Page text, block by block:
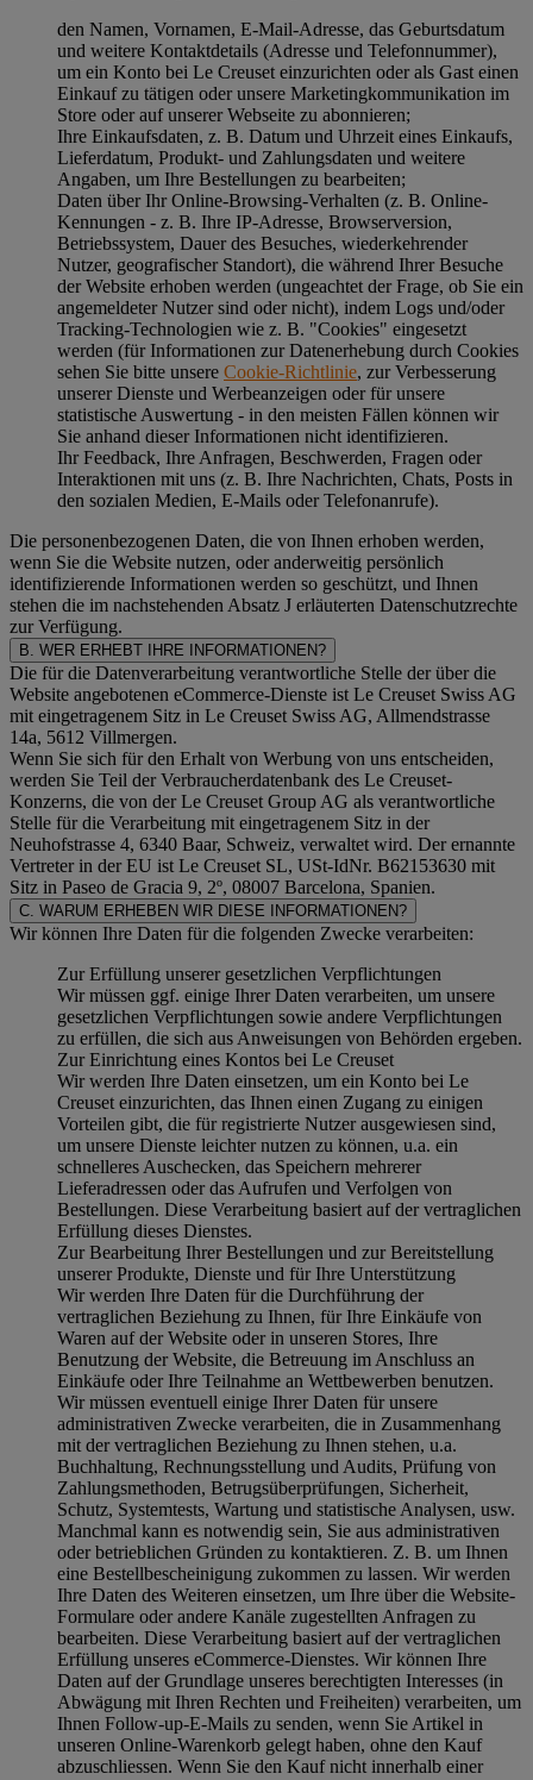
den Namen, Vornamen, E-Mail-Adresse, das Geburtsdatum
und weitere Kontaktdetails (Adresse und Telefonnummer),
um ein Konto bei Le Creuset einzurichten oder als Gast einen
Einkauf zu tätigen oder unsere Marketingkommunikation im
Store oder auf unserer Webseite zu abonnieren;
Ihre Einkaufsdaten, z. B. Datum und Uhrzeit eines Einkaufs,
Lieferdatum, Produkt- und Zahlungsdaten und weitere
Angaben, um Ihre Bestellungen zu bearbeiten;
Daten über Ihr Online-Browsing-Verhalten (z. B. Online-
Kennungen - z. B. Ihre IP-Adresse, Browserversion,
Betriebssystem, Dauer des Besuches, wiederkehrender
Nutzer, geografischer Standort), die während Ihrer Besuche
der Website erhoben werden (ungeachtet der Frage, ob Sie ein
angemeldeter Nutzer sind oder nicht), indem Logs und/oder
Tracking-Technologien wie z. B. "Cookies" eingesetzt
werden (für Informationen zur Datenerhebung durch Cookies
sehen Sie bitte unsere Cookie-Richtlinie, zur Verbesserung
unserer Dienste und Werbeanzeigen oder für unsere
statistische Auswertung - in den meisten Fällen können wir
Sie anhand dieser Informationen nicht identifizieren.
Ihr Feedback, Ihre Anfragen, Beschwerden, Fragen oder
Interaktionen mit uns (z. B. Ihre Nachrichten, Chats, Posts in
den sozialen Medien, E-Mails oder Telefonanrufe).
Die personenbezogenen Daten, die von Ihnen erhoben werden,
wenn Sie die Website nutzen, oder anderweitig persönlich
identifizierende Informationen werden so geschützt, und Ihnen
stehen die im nachstehenden Absatz J erläuterten Datenschutzrechte
zur Verfügung.
B. WER ERHEBT IHRE INFORMATIONEN?
Die für die Datenverarbeitung verantwortliche Stelle der über die
Website angebotenen eCommerce-Dienste ist Le Creuset Swiss AG
mit eingetragenem Sitz in Le Creuset Swiss AG, Allmendstrasse
14a, 5612 Villmergen.
Wenn Sie sich für den Erhalt von Werbung von uns entscheiden,
werden Sie Teil der Verbraucherdatenbank des Le Creuset-
Konzerns, die von der Le Creuset Group AG als verantwortliche
Stelle für die Verarbeitung mit eingetragenem Sitz in der
Neuhofstrasse 4, 6340 Baar, Schweiz, verwaltet wird. Der ernannte
Vertreter in der EU ist Le Creuset SL, USt-IdNr. B62153630 mit
Sitz in Paseo de Gracia 9, 2º, 08007 Barcelona, Spanien.
C. WARUM ERHEBEN WIR DIESE INFORMATIONEN?
Wir können Ihre Daten für die folgenden Zwecke verarbeiten:
Zur Erfüllung unserer gesetzlichen Verpflichtungen
Wir müssen ggf. einige Ihrer Daten verarbeiten, um unsere
gesetzlichen Verpflichtungen sowie andere Verpflichtungen
zu erfüllen, die sich aus Anweisungen von Behörden ergeben.
Zur Einrichtung eines Kontos bei Le Creuset
Wir werden Ihre Daten einsetzen, um ein Konto bei Le
Creuset einzurichten, das Ihnen einen Zugang zu einigen
Vorteilen gibt, die für registrierte Nutzer ausgewiesen sind,
um unsere Dienste leichter nutzen zu können, u.a. ein
schnelleres Auschecken, das Speichern mehrerer
Lieferadressen oder das Aufrufen und Verfolgen von
Bestellungen. Diese Verarbeitung basiert auf der vertraglichen
Erfüllung dieses Dienstes.
Zur Bearbeitung Ihrer Bestellungen und zur Bereitstellung
unserer Produkte, Dienste und für Ihre Unterstützung
Wir werden Ihre Daten für die Durchführung der
vertraglichen Beziehung zu Ihnen, für Ihre Einkäufe von
Waren auf der Website oder in unseren Stores, Ihre
Benutzung der Website, die Betreuung im Anschluss an
Einkäufe oder Ihre Teilnahme an Wettbewerben benutzen.
Wir müssen eventuell einige Ihrer Daten für unsere
administrativen Zwecke verarbeiten, die in Zusammenhang
mit der vertraglichen Beziehung zu Ihnen stehen, u.a.
Buchhaltung, Rechnungsstellung und Audits, Prüfung von
Zahlungsmethoden, Betrugsüberprüfungen, Sicherheit,
Schutz, Systemtests, Wartung und statistische Analysen, usw.
Manchmal kann es notwendig sein, Sie aus administrativen
oder betrieblichen Gründen zu kontaktieren. Z. B. um Ihnen
eine Bestellbescheinigung zukommen zu lassen. Wir werden
Ihre Daten des Weiteren einsetzen, um Ihre über die Website-
Formulare oder andere Kanäle zugestellten Anfragen zu
bearbeiten. Diese Verarbeitung basiert auf der vertraglichen
Erfüllung unseres eCommerce-Dienstes. Wir können Ihre
Daten auf der Grundlage unseres berechtigten Interesses (in
Abwägung mit Ihren Rechten und Freiheiten) verarbeiten, um
Ihnen Follow-up-E-Mails zu senden, wenn Sie Artikel in
unseren Online-Warenkorb gelegt haben, ohne den Kauf
abzuschliessen. Wenn Sie den Kauf nicht innerhalb einer